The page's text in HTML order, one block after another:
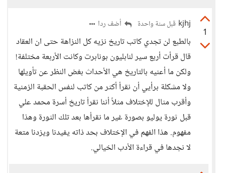
1
kjhj قبل سنة واحدة أضف ردا
بالطبع لن تجدي كاتب تاريخ نزيه كل النزاهة حتى ان العقاد
قال قرأت أربع سير لنابليون بونابرت وكانت الأربعة مختلفة!
ولكن ما أعنيه بالتاريخ هي الأحداث بغض النظر عن تأويلها
ولا مشكلة برأيي أن نقرأ أكثر من كاتب لنفس الحقبة الزمنية
وأقرب مثال للإختلاف مثلاً أننا نقرأ تاريخ أسرة محمد علي
قبل ثورة يوليو بصورة غير ما نقرأها بعد تلك الثورة وهذا
مفهوم. هذا الفهم في الإختلاف بحد ذاته يفيدنا ويزدنا متعة
لا نجدها في قراءة الأدب الخيالي.